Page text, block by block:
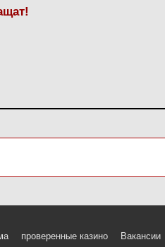
проверенные казино Вакансии